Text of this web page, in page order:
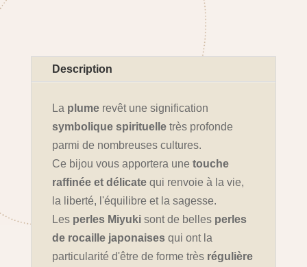
Description
La plumerevêt une signification
symbolique spirituelletrès profonde
parmi de nombreuses cultures.
Ce bijou vous apportera une touche
raffinée et délicatequi renvoie à la vie,
la liberté, l'équilibre et la sagesse.
Les perles Miyukisont de belles perles
de rocaille japonaisesqui ont la
particularité d'être de forme très régulière